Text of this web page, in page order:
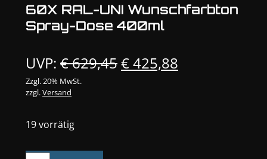
60X RAL-UNI Wunschfarbton
Spray-Dose 400ml
UVP: €629,45Ursprünglicher
€425,88
Zzgl. 20% MwSt.
zzgl.Versand
19 vorrätig